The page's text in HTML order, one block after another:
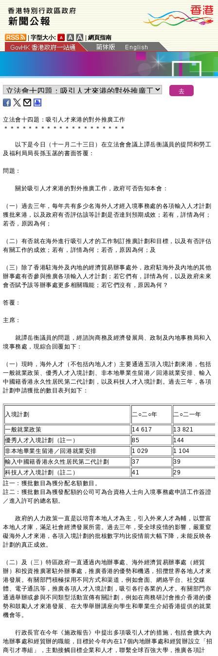
字型大小: 網頁指南
立法會十四題：吸引人才來港的對外推廣工作
＊ ＊ ＊ ＊ ＊ ＊ ＊ ＊ ＊ ＊ ＊ ＊ ＊ ＊ ＊ ＊ ＊ ＊ ＊ ＊
以下是今日（十一月二十三日）在立法會會議上譚岳衡議員的提問和勞工
及福利局局長孫玉菡的書面答覆：
問題：
關於吸引人才來港的對外推廣工作，政府可否告知本會：
（一）過去三年，每年共有多少名海外人才經入境事務處的各項輸入人才計劃
獲批來港，以及政府有否評估該等計劃是否達到預期成效；若有，詳情為何；
若否，原因為何；
（二）有否就在海外進行吸引人才的工作制訂推廣計劃和目標，以及有否評估
有關工作的成效；若有，詳情為何；若否，原因為何；及
（三）除了香港駐海外及內地的經濟貿易辦事處外，政府駐海外及內地的其他
辦事處有否參與推廣各項輸入人才計劃；若它們有，詳情為何，以及政府未來
會否賦予該等辦事處更多相關職能；若它們沒有，原因為何？
答覆：
主席：
就譚岳衡議員的問題，經諮詢商務及經濟發展局、政制及內地事務局和入
境事務處，現綜合回覆如下：
（一）現時，海外人才（不包括內地人才）主要通過五項入境計劃來港，包括
一般就業政策、優秀人才入境計劃、非本地畢業生留港／回港就業安排、輸入
中國籍香港永久性居民第二代計劃，以及科技人才入境計劃。過去三年，各項
計劃申請獲批的數目表列如下：
入境計劃 二○二○年 二○二一年
一般就業政策 14 617
13 821
優秀人才入境計劃（註一）
85
144
非本地畢業生留港／回港就業安排
1 029
1 104
輸入中國籍香港永久性居民第二代計劃
37
39
科技人才入境計劃（註二）
41
29
註一：獲批數目為獲分配名額數目。
註二：獲批數目為獲發配額的公司可為合資格人士向入境事務處申請工作簽證
／進入許可的總名額。
政府的人力政策一直是以培育本地人才為主，引入外來人才為輔，以豐富
本地人才庫，滿足社會經濟發展所需。過去三年，受全球疫情的影響，嚴重窒
礙海外人才來港，各項入境計劃的批核數字均比疫情前大幅下降，未能反映各
計劃的真正成效。
（二）及（三）特區政府一直通過內地辦事處、海外經濟貿易辦事處（經貿
辦）和投資推廣署駐外辦事處，推廣香港的優勢和機遇，招攬世界各地人才來
港發展。有關部門積極採用不同方式和渠道，例如會面、網絡平台、社交媒
體、電子通訊等，推廣各項人才入境計劃，吸引各行各業的人才。有關部門亦
通過舉辦或參與不同類型活動宣傳有關計劃，例如在商務研討會推介香港的優
勢和鼓勵人才來港發展、在大學舉辦講座向學生和畢業生介紹香港提供的就業
機會等。
行政長官在今年《施政報告》中提出多項吸引人才的措施，包括會擴大內
地辦事處和經貿辦的職能，目標於今年內在17個內地辦事處和經貿辦設立「招
商引才專組」，主動接觸目標企業和人才，聯繫全球百強大學，推廣各項計